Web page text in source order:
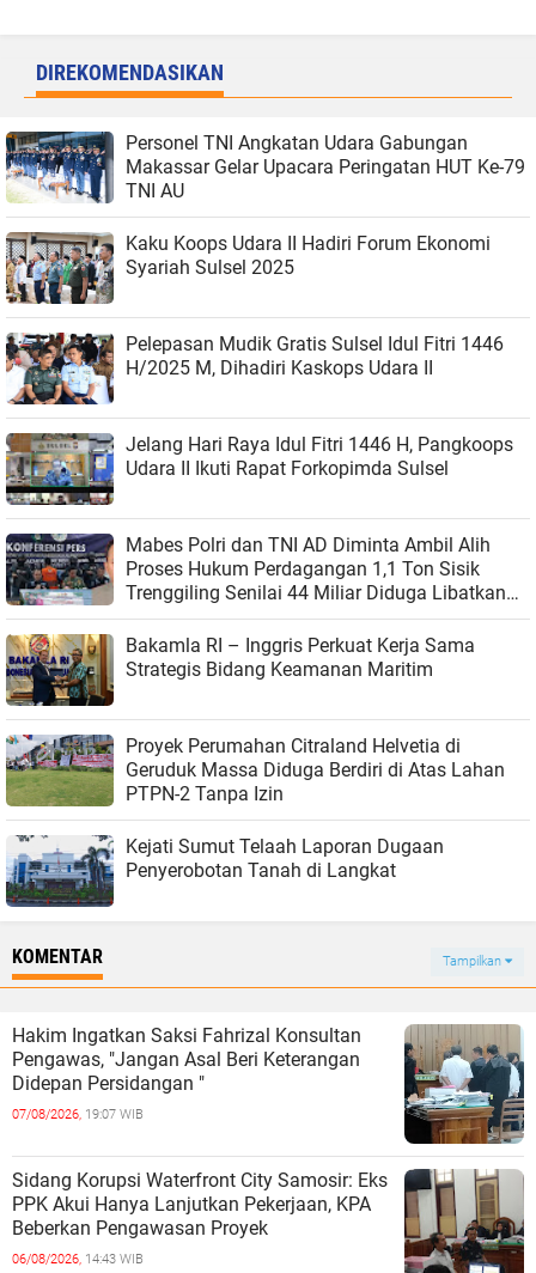
DIREKOMENDASIKAN
Personel TNI Angkatan Udara Gabungan
Makassar Gelar Upacara Peringatan HUT Ke-79
TNI AU
Kaku Koops Udara II Hadiri Forum Ekonomi
Syariah Sulsel 2025
Pelepasan Mudik Gratis Sulsel Idul Fitri 1446
H/2025 M, Dihadiri Kaskops Udara II
Jelang Hari Raya Idul Fitri 1446 H, Pangkoops
Udara II Ikuti Rapat Forkopimda Sulsel
Mabes Polri dan TNI AD Diminta Ambil Alih
Proses Hukum Perdagangan 1,1 Ton Sisik
Trenggiling Senilai 44 Miliar Diduga Libatkan
Aparat
Bakamla RI – Inggris Perkuat Kerja Sama
Strategis Bidang Keamanan Maritim
Proyek Perumahan Citraland Helvetia di
Geruduk Massa Diduga Berdiri di Atas Lahan
PTPN-2 Tanpa Izin
Kejati Sumut Telaah Laporan Dugaan
Penyerobotan Tanah di Langkat
KOMENTAR Tampilkan
Hakim Ingatkan Saksi Fahrizal Konsultan
Pengawas, "Jangan Asal Beri Keterangan
Didepan Persidangan "
07/08/2026, 19:07 WIB
Sidang Korupsi Waterfront City Samosir: Eks
PPK Akui Hanya Lanjutkan Pekerjaan, KPA
Beberkan Pengawasan Proyek
06/08/2026, 14:43 WIB